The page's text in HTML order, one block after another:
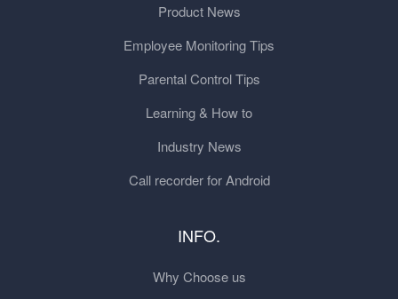
Product News
Employee Monitoring Tips
Parental Control Tips
Learning & How to
Industry News
Call recorder for Android
INFO.
Why Choose us